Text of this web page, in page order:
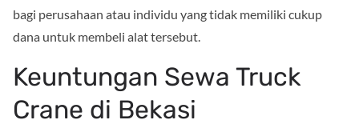
bagi perusahaan atau individu yang tidak memiliki cukup
dana untuk membeli alat tersebut.
Keuntungan Sewa Truck
Crane di Bekasi